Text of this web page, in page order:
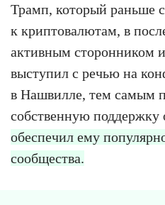
Трамп, который раньше
к криптовалютам, в
активным сторонником
выступил с речью на
в Нашвилле, тем самым
собственную поддержку
обеспечил ему
сообщества.